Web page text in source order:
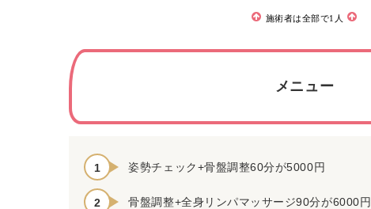
施術者は全部で1人
メニュー
姿勢チェック+骨盤調整60分が5000円
骨盤調整+全身リンパマッサージ90分が6000円